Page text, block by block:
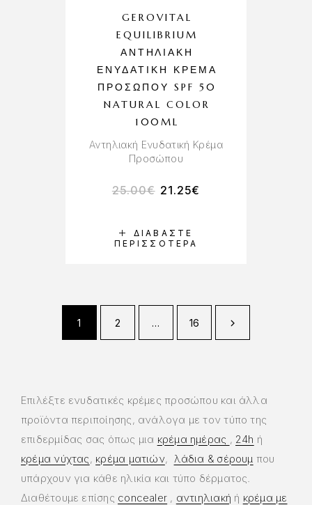
ΔΙΑΒΆΣΤΕ
ΠΕΡΙΣΣΌΤΕΡΑ
GEROVITAL
EQUILIBRIUM
ΑΝΤΗΛΙΑΚΉ
ΕΝΥΔΑΤΙΚΉ ΚΡΈΜΑ
ΠΡΟΣΏΠΟΥ SPF 50
NATURAL COLOR
100ML
Αντηλιακή Ενυδατική Κρέμα
Προσώπου
25.00€ 21.25€
1 2 … 16
Επιλέξτε ενυδατικές κρέμες προσώπου και άλλα
προϊόντα περιποίησης, ανάλογα με τον τύπο της
επιδερμίδας σας όπως μια κρέμα ημέρας , 24h ή
κρέμα νύχτας , κρέμα ματιών, λάδια & σέρουμ που
υπάρχουν για κάθε ηλικία και τύπο δέρματος.
Διαθέτουμε επίσης concealer , αντιηλιακή ή κρέμα με